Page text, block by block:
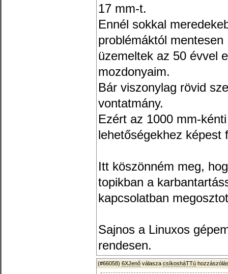
17 mm-t.
Ennél sokkal
problémáktól mentesen
üzemeltek az 50 évvel
mozdonyaim.
Bár viszonylag rövid
vontatmány.
Ezért az 1000 mm-
lehetőségekhez képest
Itt köszönném meg,
topikban a
kapcsolatban
Sajnos a Linuxos
rendesen.
(#66058) 6XJenő válasza csíkosháTTú